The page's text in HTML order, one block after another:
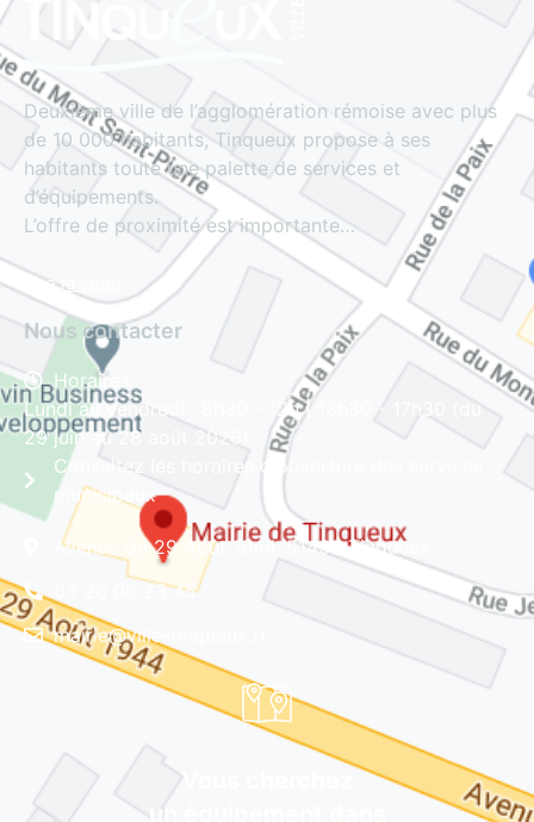
Deuxième ville de l’agglomération rémoise avec plus
de 10 000 habitants, Tinqueux propose à ses
habitants toute une palette de services et
d’équipements.
L’offre de proximité est importante…
Lire la suite
Nous contacter
Horaires
Lundi au vendredi : 8h30 - 12h | 13h30 - 17h30 (du
29 juin au 28 août 2026)
Consultez les horaires d'ouverture des services
municipaux
Avenue du 29 Août 1944, 51430 Tinqueux
03 26 08 23 45
mairie@ville-tinqueux.fr
Vous cherchez
un équipement dans